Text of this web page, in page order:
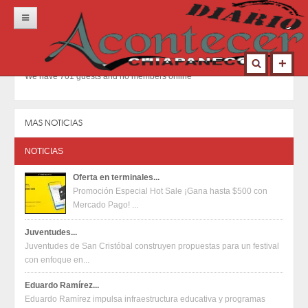
Portada
Locales
Municipios
Nacional
Deportes
Contacto
We have 701 guests and no members online
MAS NOTICIAS
NOTICIAS
Oferta en terminales...
Promoción Especial Hot Sale ¡Gana hasta $500 con
Mercado Pago! ...
Juventudes...
Juventudes de San Cristóbal construyen propuestas para un festival
con enfoque en...
Eduardo Ramírez...
Eduardo Ramírez impulsa infraestructura educativa y programas